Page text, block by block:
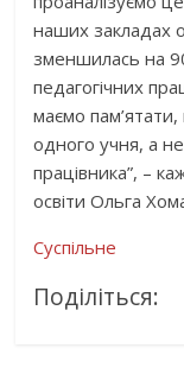
наших закладах
зменшилась на
педагогічних
маємо пам’ятати,
одного учня, а
працівника”, –
освіти Ольга
Суспільне
Поділіться: